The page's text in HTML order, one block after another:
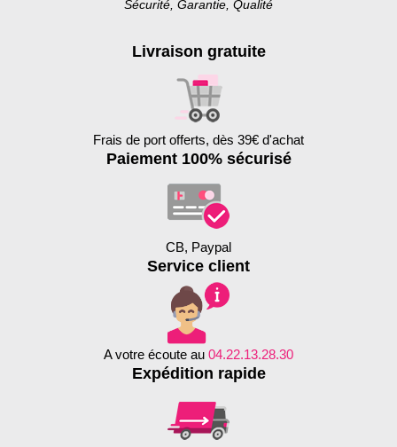
Sécurité, Garantie, Qualité
Livraison gratuite
Frais de port offerts, dès 39€ d'achat
Paiement 100% sécurisé
CB, Paypal
Service client
A votre écoute au 04.22.13.28.30
Expédition rapide